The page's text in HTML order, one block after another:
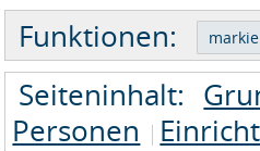
Funktionen:
Seiteninhalt:
Personen